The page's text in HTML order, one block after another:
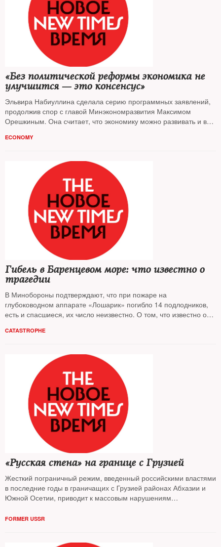
«Без политической реформы экономика не
улучшится — это консенсус»
Эльвира Набиуллина сделала серию программных заявлений,
продолжив спор с главой Минэкономразвития Максимом
Орешкиным. Она считает, что экономику можно развивать и в
высказывания
ECONOMY
Гибель в Баренцевом море: что известно о
трагедии
В Минобороны подтверждают, что при пожаре на
глубоководном аппарате «Лошарик» погибло 14 подлодников,
есть и спасшиеся, их число неизвестно. О том, что известно о
CATASTROPHE
«Русская стена» на границе с Грузией
Жесткий пограничный режим, введенный российскими властями
в последние годы в граничащих с Грузией районах Абхазии и
Южной Осетии, приводит к массовым нарушениям
констатирует Amnesty International
FORMER USSR